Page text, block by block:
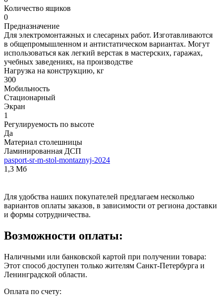
Количество ящиков
0
Предназначение
Для электромонтажных и слесарных работ. Изготавливаются
в общепромышленном и антистатическом вариантах. Могут
использоваться как легкий верстак в мастерских, гаражах,
учебных заведениях, на производстве
Нагрузка на конструкцию, кг
300
Мобильность
Стационарный
Экран
1
Регулируемость по высоте
Да
Материал столешницы
Ламинированная ДСП
pasport-sr-m-stol-montaznyj-2024
1,3 Мб
Для удобства наших покупателей предлагаем несколько
вариантов оплаты заказов, в зависимости от региона доставки
и формы сотрудничества.
Возможности оплаты:
Наличными или банковской картой при получении товара:
Этот способ доступен только жителям Санкт-Петербурга и
Ленинградской области.
Оплата по счету: